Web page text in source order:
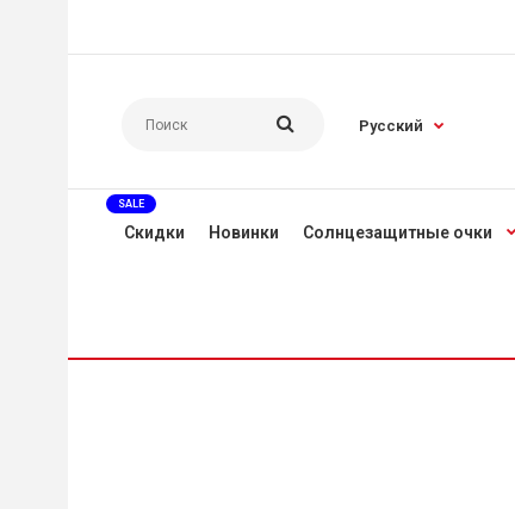
Русский
Скидки
SALE
Новинки Солнцезащитные очки